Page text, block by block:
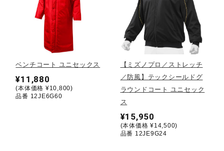
柔道
ウィンタースポーツ
ワーキング
ウォーキングシューズ
ベンチコート ユニセックス
¥11,880
(本体価格 ¥10,800)
品番 12JE6G60
【ミズノプロ／ストレッチ
／防風】テックシールドグ
ラウンドコート ユニセック
ス
¥15,950
(本体価格 ¥14,500)
品番 12JE9G24